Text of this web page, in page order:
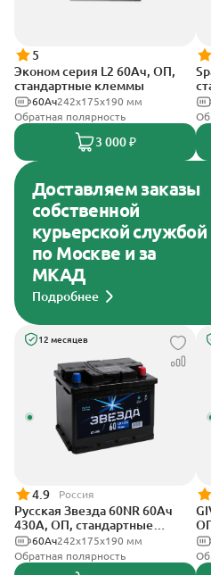
5
Эконом серия L2 60Ач, ОП,
стандартные клеммы
242х175х190 мм
60Ач
Обратная полярность
3 000 ₽
Доставляем заказы
собственной
курьерской службой
по Москве и за
МКАД
Подробнее
12 месяцев
4.9 Россия
Русская Звезда 60NR 60Ач
430А, ОП, стандартные
клеммы242x175x190 мм
60Ач
Обратная полярность